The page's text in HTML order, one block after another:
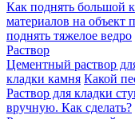
Как поднять большой
материалов на объект
поднять тяжелое ведро
Раствор
Цементный раствор
кладки камня Какой
Раствор для кладки
вручную. Как сделать?